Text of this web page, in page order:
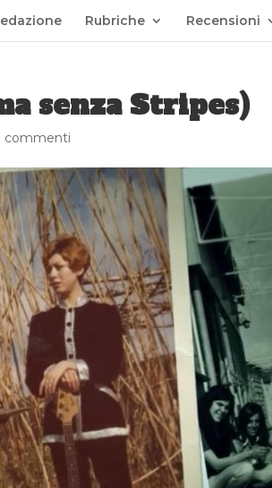
Rubriche Recensioni
senza Stripes)
commenti